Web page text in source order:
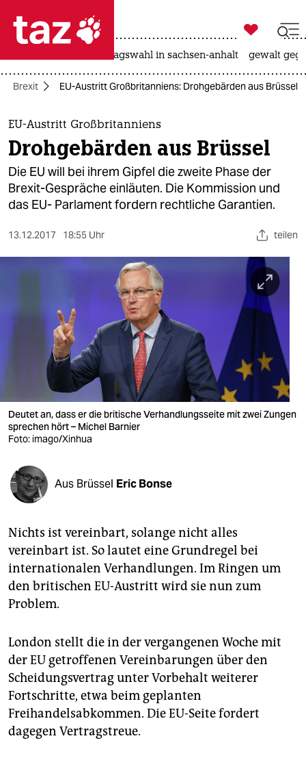
 taz zahl ich
taz zahl ich
themen
politik
öko
sport
berlin
nord
wahrheit
verlag
verlag
shop
fragen & hilfe
unterstützen
abo
genossenschaft

taz zahl ich
landtagswahl in sachsen-anhalt gewalt
Brexit EU-Austritt Großbritanniens: Drohgebärden aus Brüssel
EU-Austritt Großbritanniens
Drohgebärden aus Brüssel
Die EU will bei ihrem Gipfel die zweite Phase der
Brexit-Gespräche einläuten. Die Kommission und
das EU- Parlament fordern rechtliche Garantien.
13.12.2017 18:55 Uhr teilen
Deutet an, dass er die britische Verhandlungsseite mit zwei Zungen
sprechen hört – Michel Barnier
Foto: imago/Xinhua
Aus Brüssel Eric Bonse
Nichts ist vereinbart, solange nicht alles
vereinbart ist. So lautet eine Grundregel bei
internationalen Verhandlungen. Im Ringen um
den britischen EU-Austritt wird sie nun zum
Problem.
London stellt die in der vergangenen Woche mit
der EU getroffenen Vereinbarungen über den
Scheidungsvertrag unter Vorbehalt weiterer
Fortschritte, etwa beim geplanten
Freihandelsabkommen. Die EU-Seite fordert
dagegen Vertragstreue.